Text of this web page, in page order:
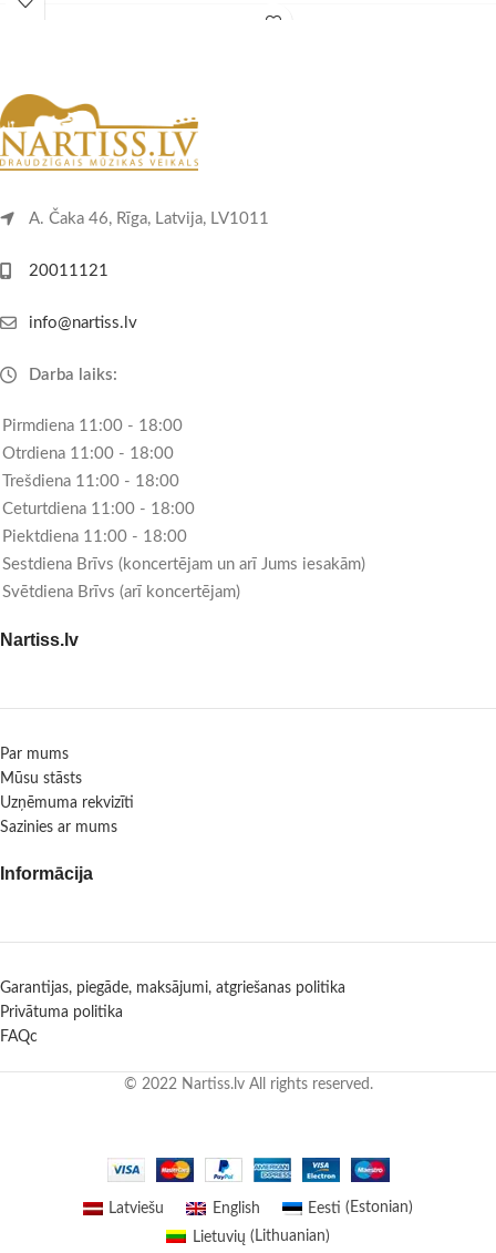
A. Čaka 46, Rīga, Latvija, LV1011
20011121
info@nartiss.lv
Darba laiks:
Pirmdiena 11:00 - 18:00
Otrdiena 11:00 - 18:00
Trešdiena 11:00 - 18:00
Ceturtdiena 11:00 - 18:00
Piektdiena 11:00 - 18:00
Sestdiena Brīvs (koncertējam un arī Jums iesakām)
Svētdiena Brīvs (arī koncertējam)
Nartiss.lv
Par mums
Mūsu stāsts
Uzņēmuma rekvizīti
Sazinies ar mums
Informācija
Garantijas, piegāde, maksājumi, atgriešanas politika
Privātuma politika
FAQc
© 2022 Nartiss.lv All rights reserved.
Latviešu English Eesti (Estonian)
Lietuvių ( Lithuanian)